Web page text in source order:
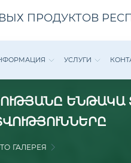
ПРОДУКТОВ
УСЛУГИ
ԵՆԹԱԿԱ
ГАЛЕРЕЯ